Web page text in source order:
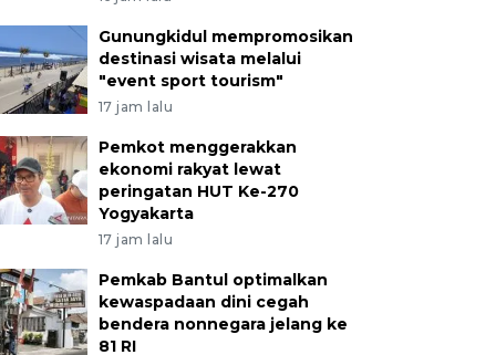
Gunungkidul mempromosikan
destinasi wisata melalui
"event sport tourism"
17 jam lalu
Pemkot menggerakkan
ekonomi rakyat lewat
peringatan HUT Ke-270
Yogyakarta
17 jam lalu
Pemkab Bantul optimalkan
kewaspadaan dini cegah
bendera nonnegara jelang ke
81 RI